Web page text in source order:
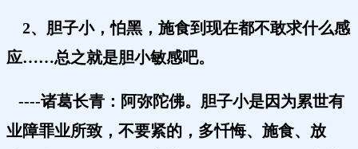
2、胆子小，怕黑，施食到现在都不敢求什么感
应……总之就是胆小敏感吧。
----诸葛长青：阿弥陀佛。 胆子小是因为累世有
业障罪业所致，不要紧的，多忏悔、施食、放